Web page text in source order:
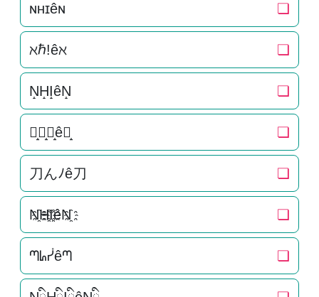
ɴʜɪêɴ ❏
ℵℏ!êℵ ❏
N̝H̝I̝êN̝ ❏
刀̝ん̝ﾉ̝ê刀̝ ❏
刀んﾉê刀 ❏
N҈H҈I҈êN҈ ❏
ᘉᖺᓮêᘉ ❏